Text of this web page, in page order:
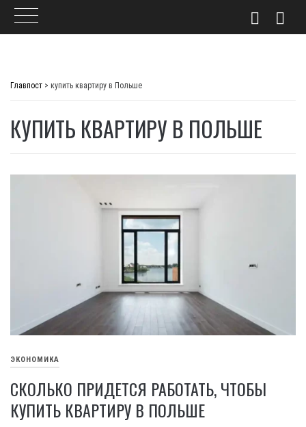
Главпост > купить квартиру в Польше
КУПИТЬ КВАРТИРУ В ПОЛЬШЕ
ЭКОНОМИКА
СКОЛЬКО ПРИДЕТСЯ РАБОТАТЬ, ЧТОБЫ
КУПИТЬ КВАРТИРУ В ПОЛЬШЕ